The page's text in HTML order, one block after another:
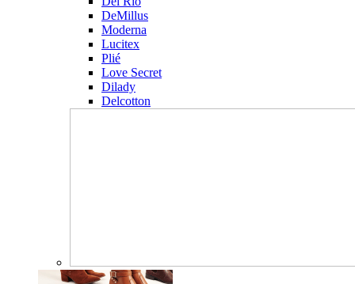
DeMillus
Moderna
Lucitex
Plié
Love Secret
Dilady
Delcotton